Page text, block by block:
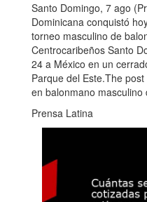
Santo Domingo, 7 ago
Dominicana conquistó
torneo masculino de
Centrocaribeños Santo
24 a México en un
Parque del Este.The
en balonmano
Prensa Latina